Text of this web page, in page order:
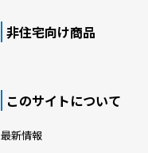
非住宅向け商品
このサイトについて
最新情報